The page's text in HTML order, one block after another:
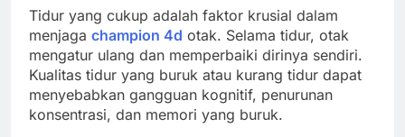
Tidur yang cukup adalah faktor krusial dalam
menjaga champion 4d otak. Selama tidur, otak
mengatur ulang dan memperbaiki dirinya sendiri.
Kualitas tidur yang buruk atau kurang tidur dapat
menyebabkan gangguan kognitif, penurunan
konsentrasi, dan memori yang buruk.